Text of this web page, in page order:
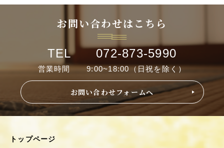
お問い合わせはこちら
TEL 072-873-5990
営業時間 9:00~18:00（日祝を除く）
お問い合わせフォームへ
トップページ